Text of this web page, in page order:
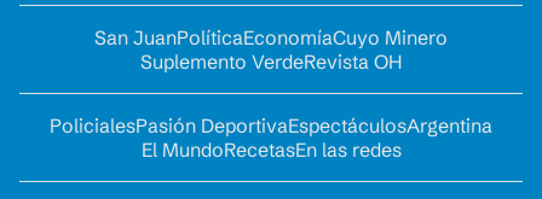
San JuanPolíticaEconomíaCuyo Minero
Suplemento VerdeRevista OH
PolicialesPasión DeportivaEspectáculosArgentina
El MundoRecetasEn las redes